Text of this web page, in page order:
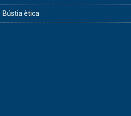
Bústia ètica